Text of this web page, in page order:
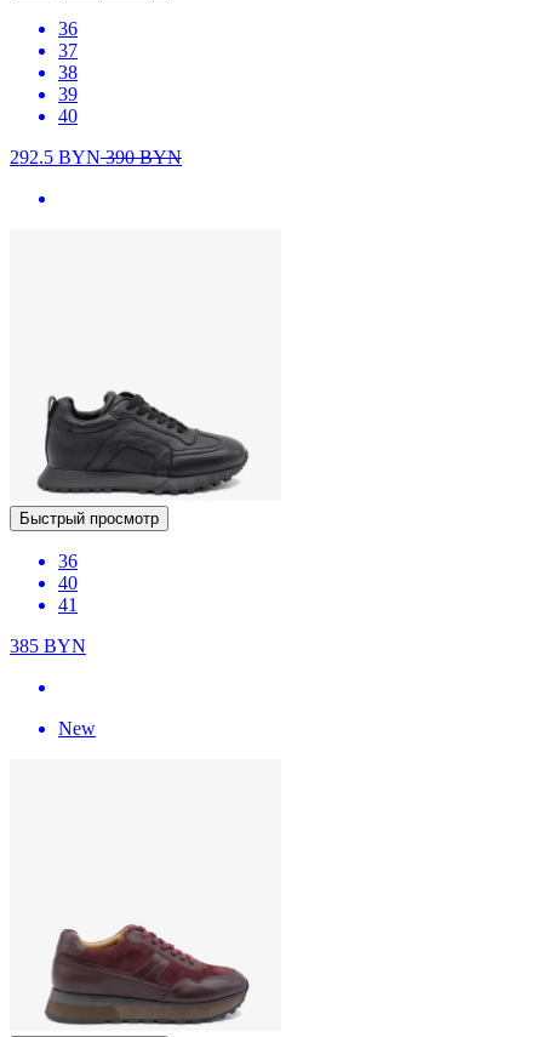
36
37
38
39
40
292.5 BYN390BYN
Быстрый просмотр
36
40
41
385 BYN
New